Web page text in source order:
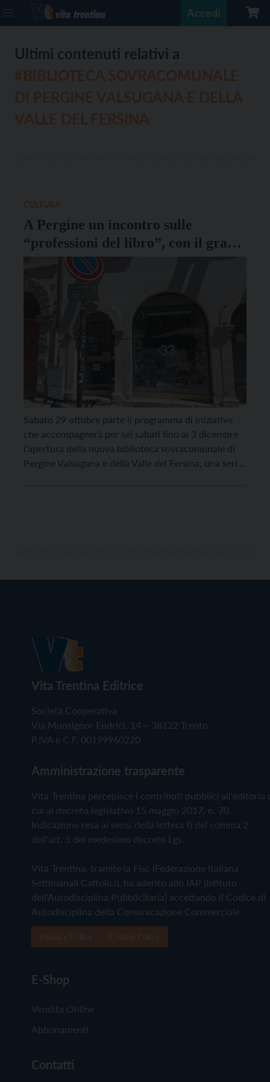
Accedi
Ultimi contenuti relativi a
A Pergine un incontro sulle
“professioni del libro”, con il grazie
a Maria Benigni
Sabato 29 ottobre parte il programma di iniziative
che accompagnerà per sei sabati fino al 3 dicembre
l’apertura della nuova biblioteca sovracomunale di
Pergine Valsugana e della Valle del Fersina, una serie
Vita Trentina Editrice
Società Cooperativa
Via Monsignor Endrici, 14 – 38122 Trento
P.IVA e C.F. 00199960220
Amministrazione trasparente
Vita Trentina percepisce i contributi pubblici all'editoria
cui al decreto legislativo 15 maggio 2017, n. 70.
Indicazione resa ai sensi della lettera f) del comma 2
dell'art. 5 del medesimo decreto Lgs.
Vita Trentina, tramite la Fisc (Federazione Italiana
Settimanali Cattolici), ha aderito allo IAP (Istituto
dell'Autodisciplina Pubblicitaria) accettando il Codice di
Autodisciplina della Comunicazione Commerciale
E-Shop
Vendita Online
Abbonamenti
Contatti